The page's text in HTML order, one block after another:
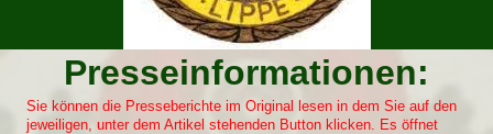
Presseinformationen:
Sie können die Presseberichte im Original lesen in dem Sie auf den
jeweiligen, unter dem Artikel stehenden Button klicken. Es öffnet